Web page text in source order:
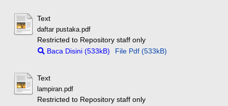
Text
daftar pustaka.pdf
Restricted to Repository staff only
Baca Disini (533kB)
File Pdf (533kB)
Text
lampiran.pdf
Restricted to Repository staff only